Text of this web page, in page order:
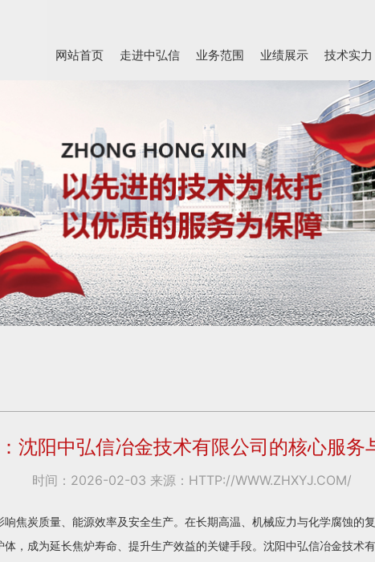
网站首页 走进中弘信 业务范围 业绩展示 技术实力
沈阳中弘信冶金技术有限公司的核心服务
时间：2026-02-03 来源：HTTP://WWW.ZHXYJ.COM/
焦炭质量、能源效率及安全生产。在长期高温、机械应力与化学腐蚀的
，成为延长焦炉寿命、提升生产效益的关键手段。沈阳中弘信冶金技术